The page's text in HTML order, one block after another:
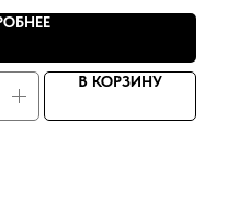
В КОРЗИНУ